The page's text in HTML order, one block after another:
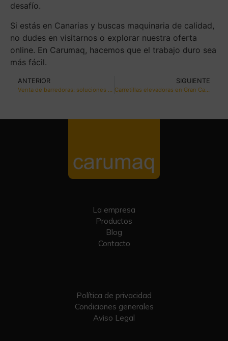
desafío.
Si estás en Canarias y buscas maquinaria de calidad,
no dudes en visitarnos o explorar nuestra oferta
online. En Carumaq, hacemos que el trabajo duro sea
más fácil.
ANTERIOR
Venta de barredoras: soluciones de limpieza industrial con CARUMAQ en Canarias
SIGUIENTE
Carretillas elevadoras en Gran Canaria: Soluciones de calidad para tu negocio
La empresa
Productos
Blog
Contacto
Política de privacidad
Condiciones generales
Aviso Legal